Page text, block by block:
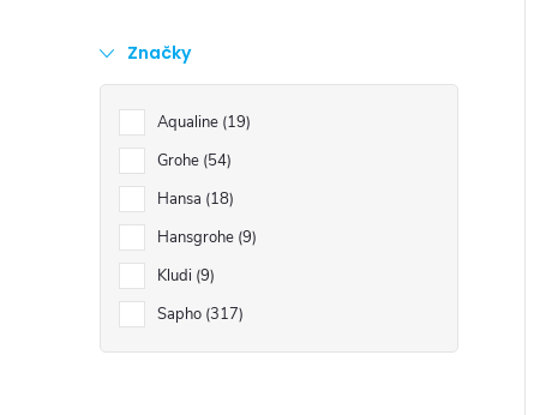
n
p
a
n
e
Značky
Aqualine 19
Grohe 54
Hansa 18
Hansgrohe 9
Kludi 9
Sapho 317